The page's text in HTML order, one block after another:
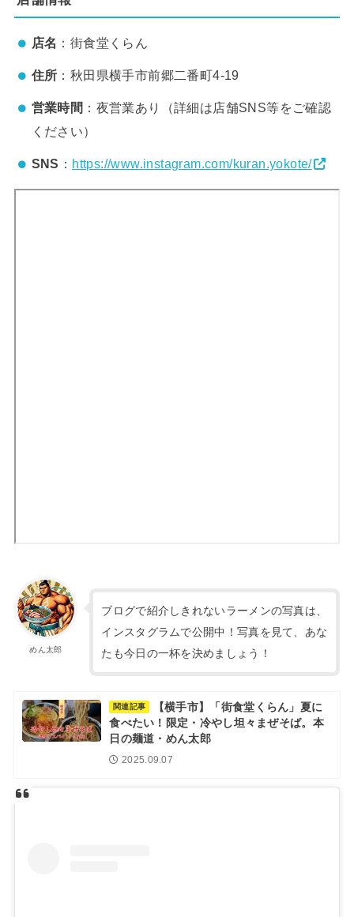
店名 ：街食堂くらん
住所 ：秋田県横手市前郷二番町4-19
営業時間 ：夜営業あり（詳細は店舗SNS等をご確認
ください）
SNS ： https://www.instagram.com/kuran.yokote/
めん太郎
ブログで紹介しきれないラーメンの写真は、
インスタグラムで公開中！写真を見て、あな
たも今日の一杯を決めましょう！
関連記事
【横手市】「街食堂くらん」夏に
食べたい！限定・冷やし坦々まぜそば。本
日の麺道・めん太郎
2025.09.07